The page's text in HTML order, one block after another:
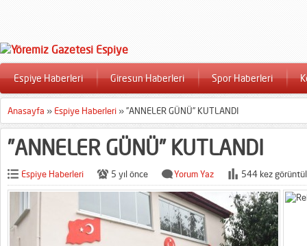
Espiye Haberleri Giresun Haberleri Spor Haberleri
Anasayfa » Espiye Haberleri »”ANNELER GÜNÜ” KUTLANDI
”ANNELER GÜNÜ” KUTLANDI
Espiye Haberleri 5 yıl önce Yorum Yaz 544 kez